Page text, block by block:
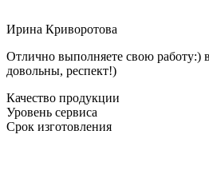
Ирина Криворотова
Отлично выполняете свою работу:)
довольны, респект!)
Качество продукции
Уровень сервиса
Срок изготовления